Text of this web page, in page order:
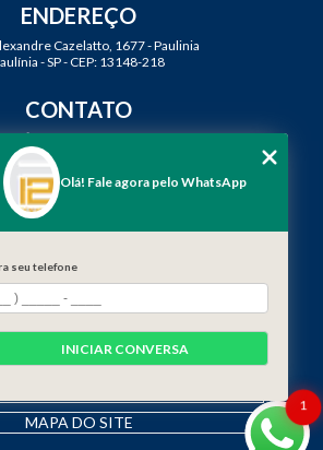
ENDEREÇO
Cazelatto, 1677 - Paulinia
- SP - CEP: 13148-218
CONTATO
(19) 99968-7979
contato@f12engenharia.com.br
MENU
HOME
QUEM SOMOS
SERVIÇOS
CONTATO
MAPA DO SITE
1
Olá! Fale agora pelo WhatsApp
seu telefone
INICIAR CONVERSA